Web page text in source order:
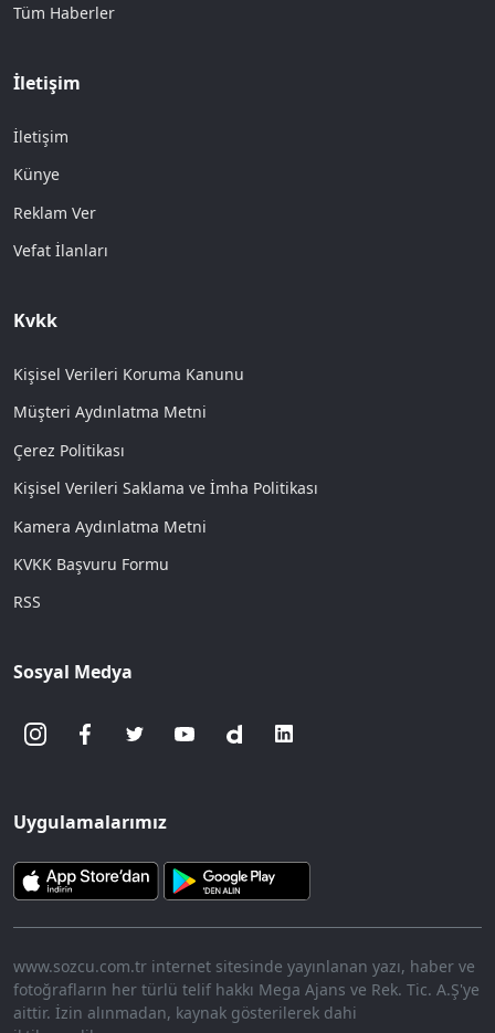
Tüm Haberler
İletişim
İletişim
Künye
Reklam Ver
Vefat İlanları
Kvkk
Kişisel Verileri Koruma Kanunu
Müşteri Aydınlatma Metni
Çerez Politikası
Kişisel Verileri Saklama ve İmha Politikası
Kamera Aydınlatma Metni
KVKK Başvuru Formu
RSS
Sosyal Medya
Uygulamalarımız
www.sozcu.com.tr internet sitesinde yayınlanan yazı, haber ve
fotoğrafların her türlü telif hakkı Mega Ajans ve Rek. Tic. A.Ş'ye
aittir. İzin alınmadan, kaynak gösterilerek dahi